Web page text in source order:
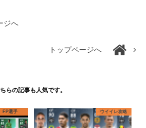
ジへ
トップページへ
らの記事も人気です。
FP選手 ウイイレ攻略